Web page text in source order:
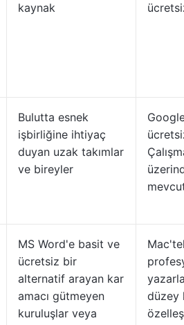
kaynak
Bulutta esnek
işbirliğine ihtiyaç
duyan uzak takımlar
ve bireyler
MS Word'e basit ve
ücretsiz bir
alternatif arayan kar
amacı gütmeyen
kuruluşlar veya
düzey